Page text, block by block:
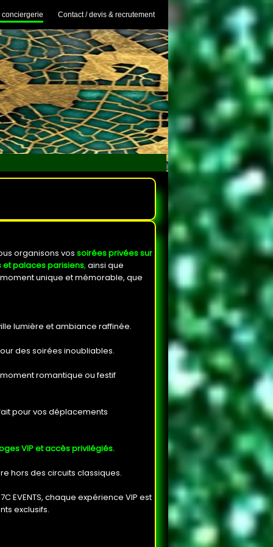
conciergerie Contact / devis & recrutement
organisons vos soirées privées sur
palaces parisiens, ainsi que
unique et mémorable, que
lumière et ambiance raffinée.
des soirées inoubliables.
romantique ou festif
pour vos déplacements
VIP et accès privilégiés.
hors des circuits classiques.
EVENTS, chaque expérience VIP est
exclusifs.